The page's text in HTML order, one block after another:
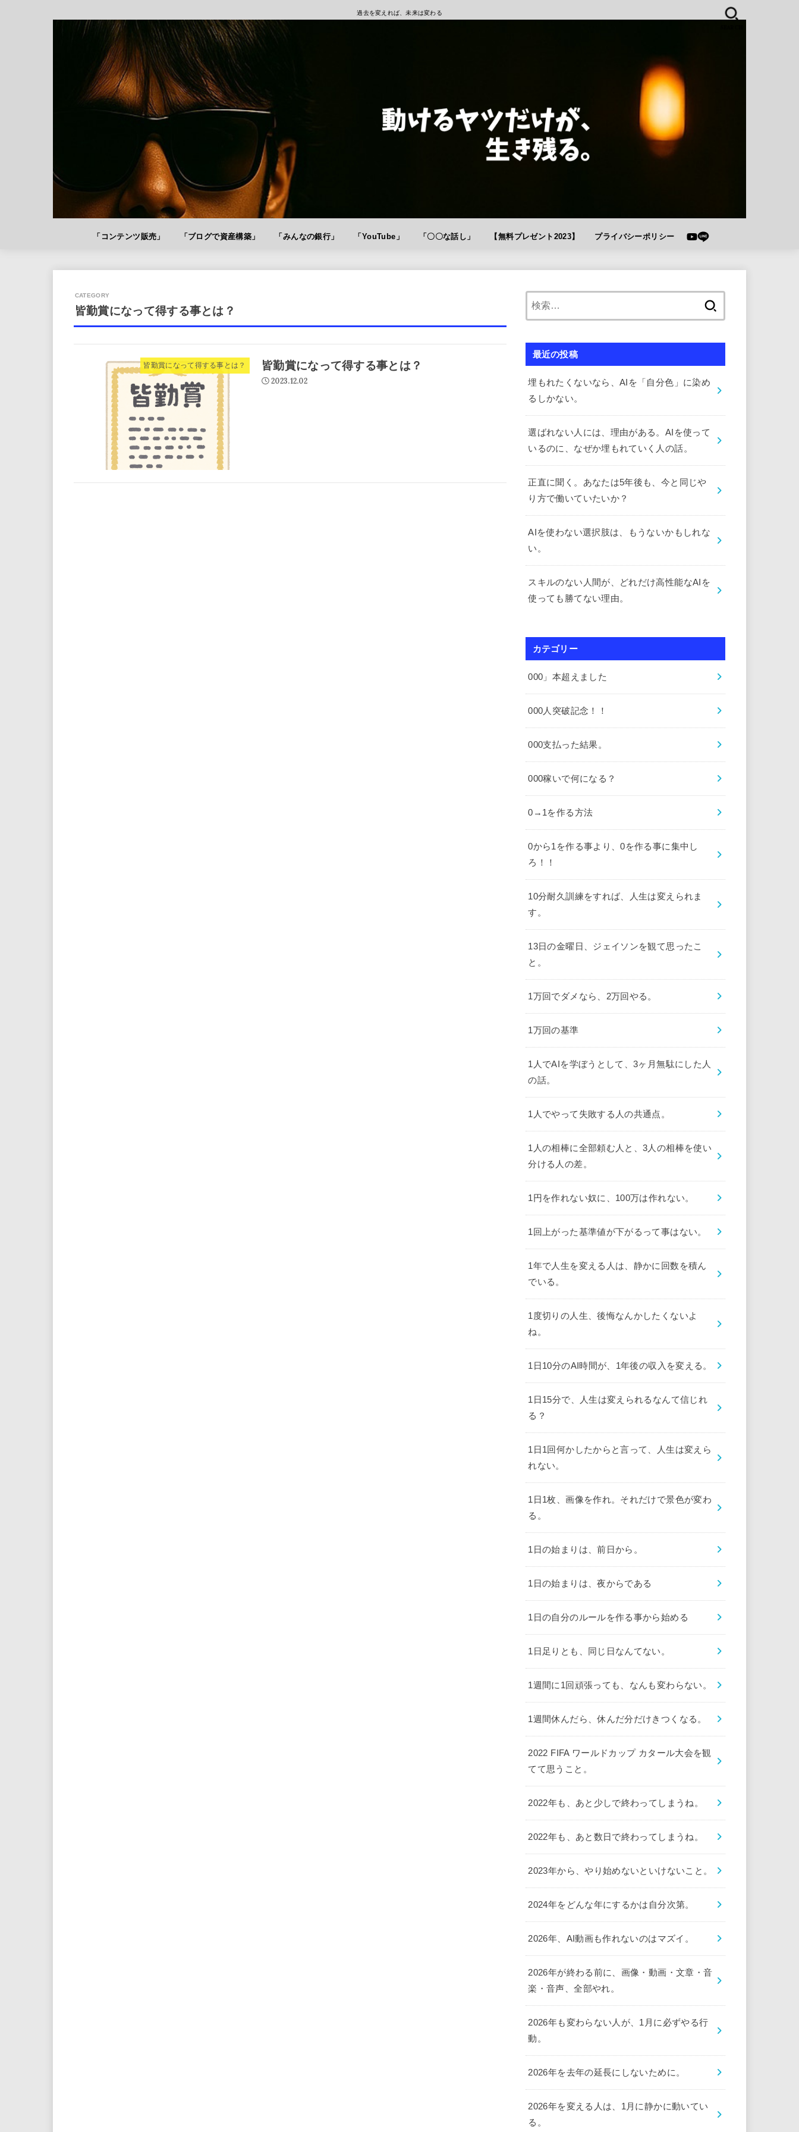
過去を変えれば、未来は変わる
「コンテンツ販売」 「ブログで資産構築」 「みんなの銀行」 「YouTube」 「〇〇な話し」 【無料プレゼント2023】 プライバシーポリシー
皆勤賞になって得する事とは？
皆勤賞になって得する事とは？ 皆勤賞になって得する事とは？
2023.12.02
最近の投稿
埋もれたくないなら、AIを「自分色」に染め
るしかない。
選ばれない人には、理由がある。AIを使って
いるのに、なぜか埋もれていく人の話。
正直に聞く。あなたは5年後も、今と同じや
り方で働いていたいか？
AIを使わない選択肢は、もうないかもしれな
い。
スキルのない人間が、どれだけ高性能なAIを
使っても勝てない理由。
カテゴリー
000」本超えました
000人突破記念！！
000支払った結果。
000稼いで何になる？
0→1を作る方法
0から1を作る事より、0を作る事に集中し
ろ！！
10分耐久訓練をすれば、人生は変えられま
す。
13日の金曜日、ジェイソンを観て思ったこ
と。
1万回でダメなら、2万回やる。
1万回の基準
1人でAIを学ぼうとして、3ヶ月無駄にした人
の話。
1人でやって失敗する人の共通点。
1人の相棒に全部頼む人と、3人の相棒を使い
分ける人の差。
1円を作れない奴に、100万は作れない。
1回上がった基準値が下がるって事はない。
1年で人生を変える人は、静かに回数を積ん
でいる。
1度切りの人生、後悔なんかしたくないよ
ね。
1日10分のAI時間が、1年後の収入を変える。
1日15分で、人生は変えられるなんて信じれ
る？
1日1回何かしたからと言って、人生は変えら
れない。
1日1枚、画像を作れ。それだけで景色が変わ
る。
1日の始まりは、前日から。
1日の始まりは、夜からである
1日の自分のルールを作る事から始める
1日足りとも、同じ日なんてない。
1週間に1回頑張っても、なんも変わらない。
1週間休んだら、休んだ分だけきつくなる。
2022 FIFA ワールドカップ カタール大会を観
てて思うこと。
2022年も、あと少しで終わってしまうね。
2022年も、あと数日で終わってしまうね。
2023年から、やり始めないといけないこと。
2024年をどんな年にするかは自分次第。
2026年、AI動画も作れないのはマズイ。
2026年が終わる前に、画像・動画・文章・音
楽・音声、全部やれ。
2026年も変わらない人が、1月に必ずやる行
動。
2026年を去年の延長にしないために。
2026年を変える人は、1月に静かに動いてい
る。